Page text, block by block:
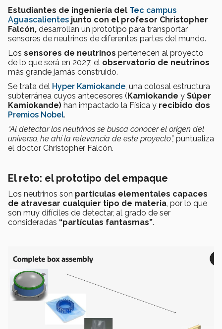
Estudiantes de ingeniería del Tec campus
Aguascalientes junto con el profesor Christopher
Falcón, desarrollan un prototipo para transportar
sensores de neutrinos de diferentes partes del mundo.
Los sensores de neutrinos pertenecen al proyecto
de lo que será en 2027, el observatorio de neutrinos
más grande jamás construido.
Se trata del Hyper Kamiokande , una colosal estructura
subterránea cuyos antecesores (Kamiokande y Súper
Kamiokande) han impactado la Física y recibido dos
Premios Nobel.
“Al detectar los neutrinos se busca conocer el origen del
universo, he ahí la relevancia de este proyecto”, puntualiza
el doctor Christopher Falcón.
El reto: el prototipo del empaque
Los neutrinos son partículas elementales capaces
de atravesar cualquier tipo de materia , por lo que
son muy difíciles de detectar, al grado de ser
consideradas “partículas fantasmas”.